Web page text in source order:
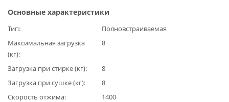
Основные характеристики
Тип
Полновстраиваемая
Максимальная загрузка
(кг)
8
Загрузка при стирке (кг)
8
Загрузка при сушке (кг)
8
Скорость отжима
1400